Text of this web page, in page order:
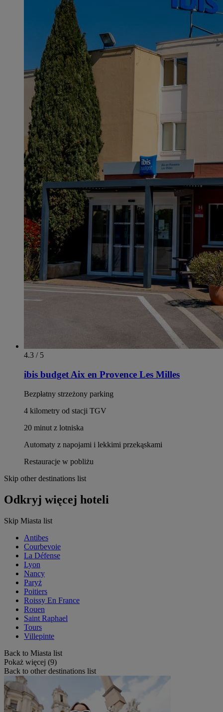
4.3 / 5
ibis budget Aix en Provence Les Milles
Bezpłatny strzeżony parking
4 kilometry od stacji TGV
20 minut z lotniska
Automaty z napojami i lekkimi przekąskami
Restauracje w pobliżu
Skip other destinations list
Odkryj więcej hoteli
Skip Miasta list
Antibes
Courbevoie
La Défense
Lyon
Nancy
Paryż
Poitiers
Roissy En France
Rouen
Saint Raphael
Tours
Villepinte
Back to Miasta list
Pokaż więcej (9)
Back to other destinations list